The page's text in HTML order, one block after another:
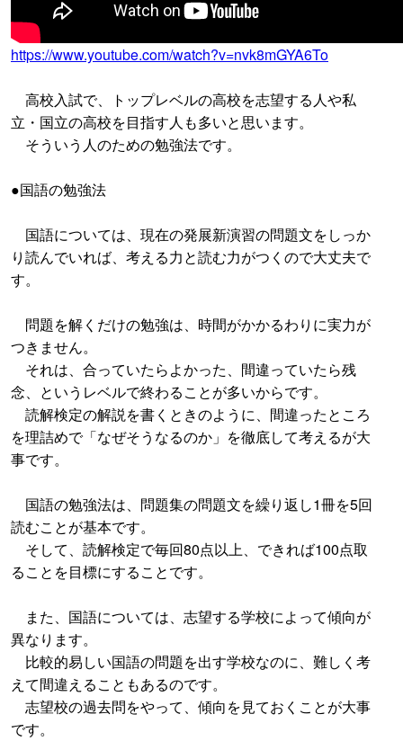
https://www.youtube.com/watch?v=nvk8mGYA6To
高校入試で、トップレベルの高校を志望する人や私
立・国立の高校を目指す人も多いと思います。
そういう人のための勉強法です。
●国語の勉強法
国語については、現在の発展新演習の問題文をしっか
り読んでいれば、考える力と読む力がつくので大丈夫で
す。
問題を解くだけの勉強は、時間がかかるわりに実力が
つきません。
それは、合っていたらよかった、間違っていたら残
念、というレベルで終わることが多いからです。
読解検定の解説を書くときのように、間違ったところ
を理詰めで「なぜそうなるのか」を徹底して考えるが大
事です。
国語の勉強法は、問題集の問題文を繰り返し1冊を5回
読むことが基本です。
そして、読解検定で毎回80点以上、できれば100点取
ることを目標にすることです。
また、国語については、志望する学校によって傾向が
異なります。
比較的易しい国語の問題を出す学校なのに、難しく考
えて間違えることもあるのです。
志望校の過去問をやって、傾向を見ておくことが大事
です。